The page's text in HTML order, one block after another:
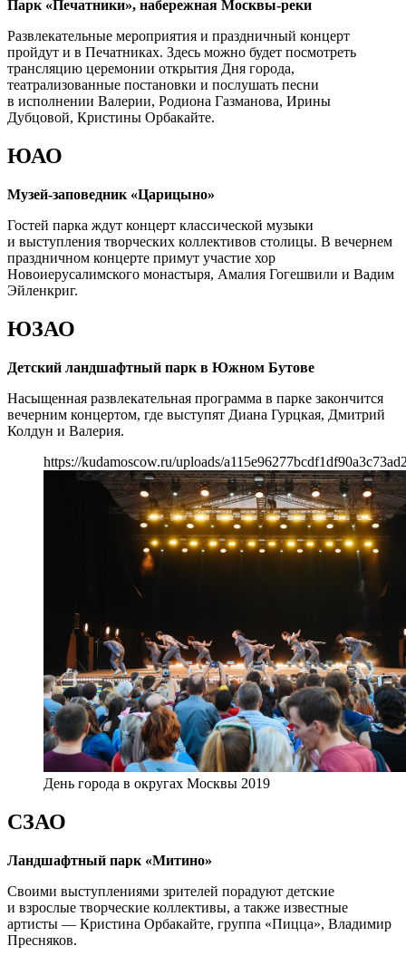
Парк «Печатники», набережная Москвы-реки
Развлекательные мероприятия и праздничный концерт
пройдут и в Печатниках. Здесь можно будет посмотреть
трансляцию церемонии открытия Дня города,
театрализованные постановки и послушать песни
в исполнении Валерии, Родиона Газманова, Ирины
Дубцовой, Кристины Орбакайте.
ЮАО
Музей-заповедник «Царицыно»
Гостей парка ждут концерт классической музыки
и выступления творческих коллективов столицы. В вечернем
праздничном концерте примут участие хор
Новоиерусалимского монастыря, Амалия Гогешвили и Вадим
Эйленкриг.
ЮЗАО
Детский ландшафтный парк в Южном Бутове
Насыщенная развлекательная программа в парке закончится
вечерним концертом, где выступят Диана Гурцкая, Дмитрий
Колдун и Валерия.
https://kudamoscow.ru/uploads/
День города в округах Москвы 2019
СЗАО
Ландшафтный парк «Митино»
Своими выступлениями зрителей порадуют детские
и взрослые творческие коллективы, а также известные
артисты — Кристина Орбакайте, группа «Пицца», Владимир
Пресняков.